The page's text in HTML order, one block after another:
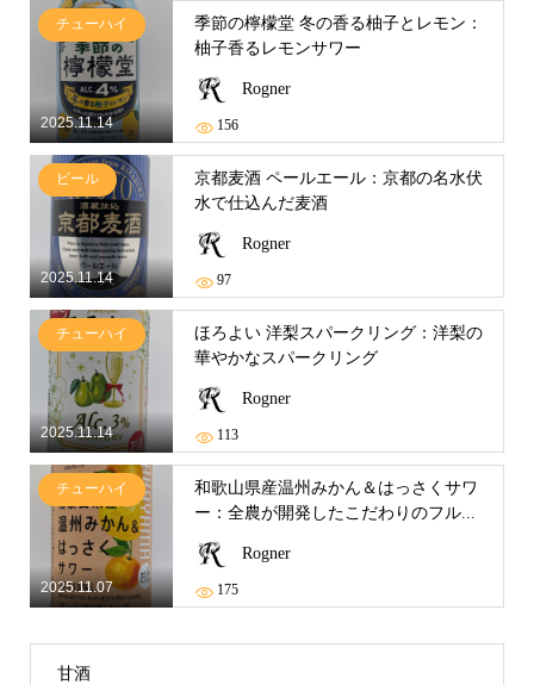
2025.11.14
チューハイ
季節の檸檬堂 冬の香る柚子とレモン：
柚子香るレモンサワー
Rogner
156
2025.11.14
ビール
京都麦酒 ペールエール：京都の名水伏
水で仕込んだ麦酒
Rogner
97
2025.11.14
チューハイ
ほろよい 洋梨スパークリング：洋梨の
華やかなスパークリング
Rogner
113
2025.11.07
チューハイ
和歌山県産温州みかん＆はっさくサワ
ー：全農が開発したこだわりのフル...
Rogner
175
甘酒